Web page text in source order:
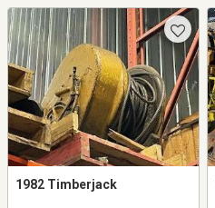
1982 Timberjack